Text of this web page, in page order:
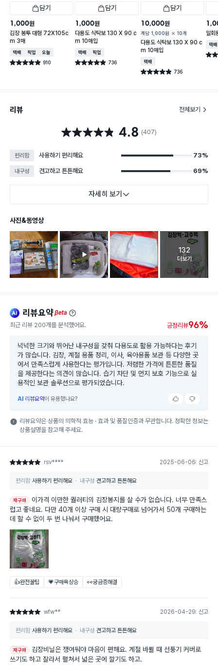
담기
1,000원
김장 봉투 대형 72X105c
m 3매
택배배송매장픽업오늘배송
별점 4.9점 910
건 작성
담기
1,000원
다용도 식탁보 130 X 90 c
m 10매입
택배배송매장픽업
별점 4.9점 736
건 작성
담기
10,000원
개당 1,000원 10개
다용도 식탁보 130 X 90 c
m 10매입
택배배송
별점 4.9점 736
건 작성
일회
택배
별점
리뷰 전체보기
별점 4.8점 4.8 (407)
편리함 사용하기 편리해요 73%
내구성 견고하고 튼튼해요 69%
자세히 보기
사진&동영상
고객 리뷰
132
더보기
ai 리뷰요약beta
최근 리뷰 200개를 분석했어요. 긍정리뷰96%
넉넉한 크기와 뛰어난 내구성을 갖춰 다용도로 활용 가능하다는 후기
가 많습니다. 김장, 계절 용품 정리, 이사, 육아용품 보관 등 다양한 곳
에서 만족스럽게 사용한다는 평가입니다. 저렴한 가격에 튼튼한 품질
을 제공한다는 의견이 많습니다. 습기 차단 및 먼지 보호 기능으로 실
용적인 보관 솔루션으로 평가되었습니다.
AI 리뷰요약이 유용했나요?
리뷰요약은 상품의 의학적 효능 · 효과 및 품질인증과 무관합니다. 정확한 정보는
상품설명을 참고해 주세요.
별점 5점 rsv**** 2025-06-06 신고
편리함 사용하기 편리해요 내구성 견고하고 튼튼해요
재구매
이가격 이만한 퀄러티의 김장봉지를 살 수가 없습니다. 너무 만족스
럽고 좋네요. 다만 40개 이상 구매 시 대량구매로 넘어가서 50개 구매하는
데 할 수 없이 두 번 나눠서 구매했어요.
👍완전꿀팁 💗구매욕상승 👀궁금증해결
별점 5점 wfw** 2026-04-29 신고
편리함 사용하기 편리해요 내구성 견고하고 튼튼해요
재구매
김장비닐은 쟁여둬야 마음이 편해요. 계절 바뀔 때 선풍기 커버로
쓰기도 하고 잘라서 펼쳐서 넓은 곳에 깔기도 하고.